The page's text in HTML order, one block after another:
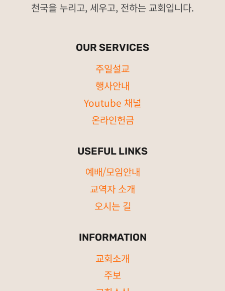
천국을 누리고, 세우고, 전하는 교회입니다.
OUR SERVICES
주일설교
행사안내
Youtube 채널
온라인헌금
USEFUL LINKS
예배/모임안내
교역자 소개
오시는 길
INFORMATION
교회소개
주보